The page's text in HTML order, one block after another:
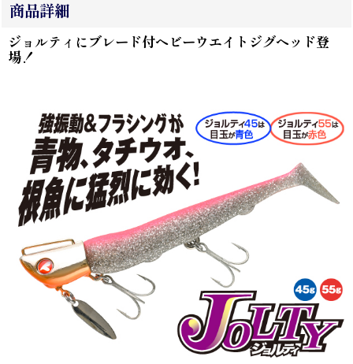
商品詳細
ジョルティにブレード付ヘビーウエイトジグヘッド登
場！